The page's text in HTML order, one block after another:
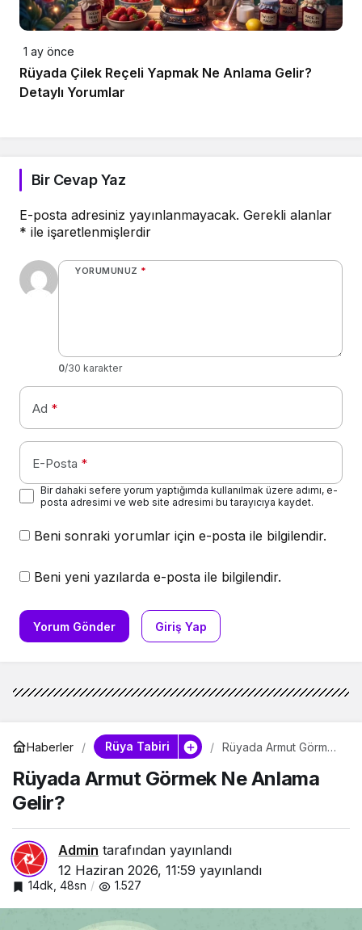
1 ay önce
Rüyada Çilek Reçeli Yapmak Ne Anlama Gelir?
Detaylı Yorumlar
Bir Cevap Yaz
E-posta adresiniz yayınlanmayacak. Gerekli alanlar
* ile işaretlenmişlerdir
YORUMUNUZ *
0/30 karakter
Ad *
E-Posta *
Bir dahaki sefere yorum yaptığımda kullanılmak üzere adımı, e-
posta adresimi ve web site adresimi bu tarayıcıya kaydet.
Beni sonraki yorumlar için e-posta ile bilgilendir.
Beni yeni yazılarda e-posta ile bilgilendir.
Yorum Gönder Giriş Yap
Haberler Rüya Tabiri
Rüyada Armut Görmek
Rüyada Armut Görmek Ne Anlama
Gelir?
Admin tarafından yayınlandı
12 Haziran 2026, 11:59 yayınlandı
14dk, 48sn 1.527